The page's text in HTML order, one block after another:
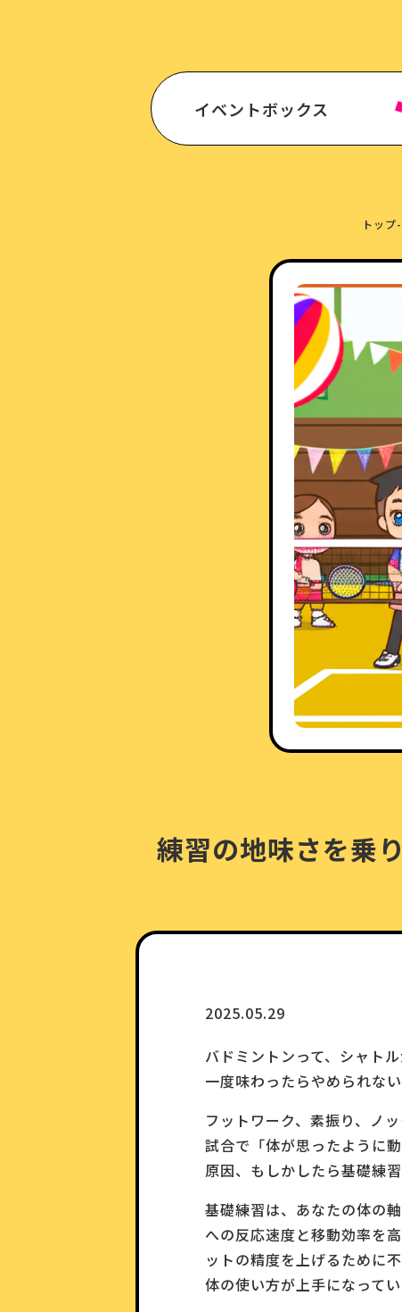
イベントボックス
トップ-
練習の地味さを乗
2025.05.29
バドミントンって、シャト
一度味わったらやめられな
フットワーク、素振り、ノ
試合で「体が思ったように
原因、もしかしたら基礎練
基礎練習は、あなたの体の
への反応速度と移動効率を
ットの精度を上げるために
体の使い方が上手になってい